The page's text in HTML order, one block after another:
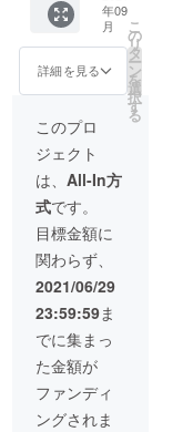
くださ
いま
せ。)
《雑貨
詳細》
・ヘア
ピン ・
ヘアゴ
ム ・
バック
チャー
ム ・マ
スクス
トラッ
プ ・マ
スク
ケース
ンダム
となり
ます。)
(すべて
1点もの
なの
で、
色・柄
はラン
ダムと
なりま
す。ご
了承く
ださい
ませ。)
④象の
珪藻土
コース
ター3点
(色はラ
ンダム
となり
ます。
ご了承
ル ②保
護活動
のレ
ポート
(メール
にて) ③
スト
リート
チルド
レン支
援雑貨5
点(重複
可) →備
考欄に
て希望
する雑
貨5点の
記入を
お願い
します
(記入が
ない場
合はラ
ンダム
年09
月
詳細を見る
こ
の
リ
タ
ー
ン
を
選
択
す
る
このプロ
ジェクト
は、 All-In方
式です。
目標金額に
関わらず、
2021/06/29
23:59:59ま
でに集まっ
た金額が
ファンディ
ングされま